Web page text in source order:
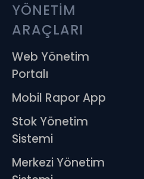
YÖNETİM
ARAÇLARI
Web Yönetim
Portalı
Mobil Rapor App
Stok Yönetim
Sistemi
Merkezi Yönetim